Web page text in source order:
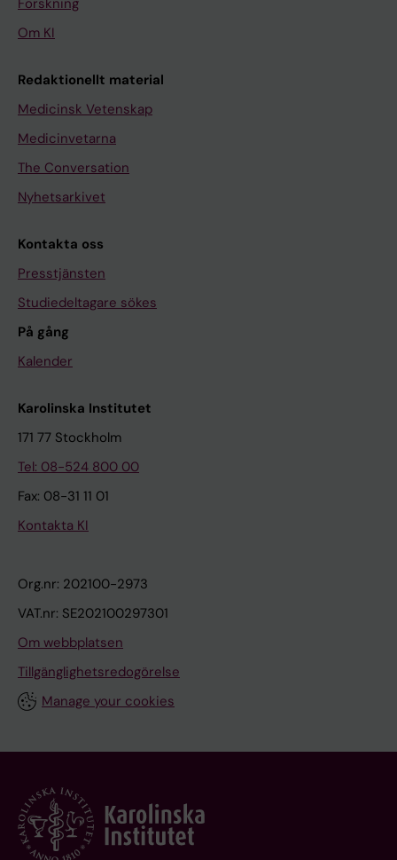
Forskning
Om KI
Redaktionellt material
Medicinsk Vetenskap
Medicinvetarna
The Conversation
Nyhetsarkivet
Kontakta oss
Presstjänsten
Studiedeltagare sökes
På gång
Kalender
Karolinska Institutet
171 77 Stockholm
Tel: 08-524 800 00
Fax: 08-31 11 01
Kontakta KI
Org.nr: 202100-2973
VAT.nr: SE202100297301
Om webbplatsen
Tillgänglighetsredogörelse
Manage your cookies